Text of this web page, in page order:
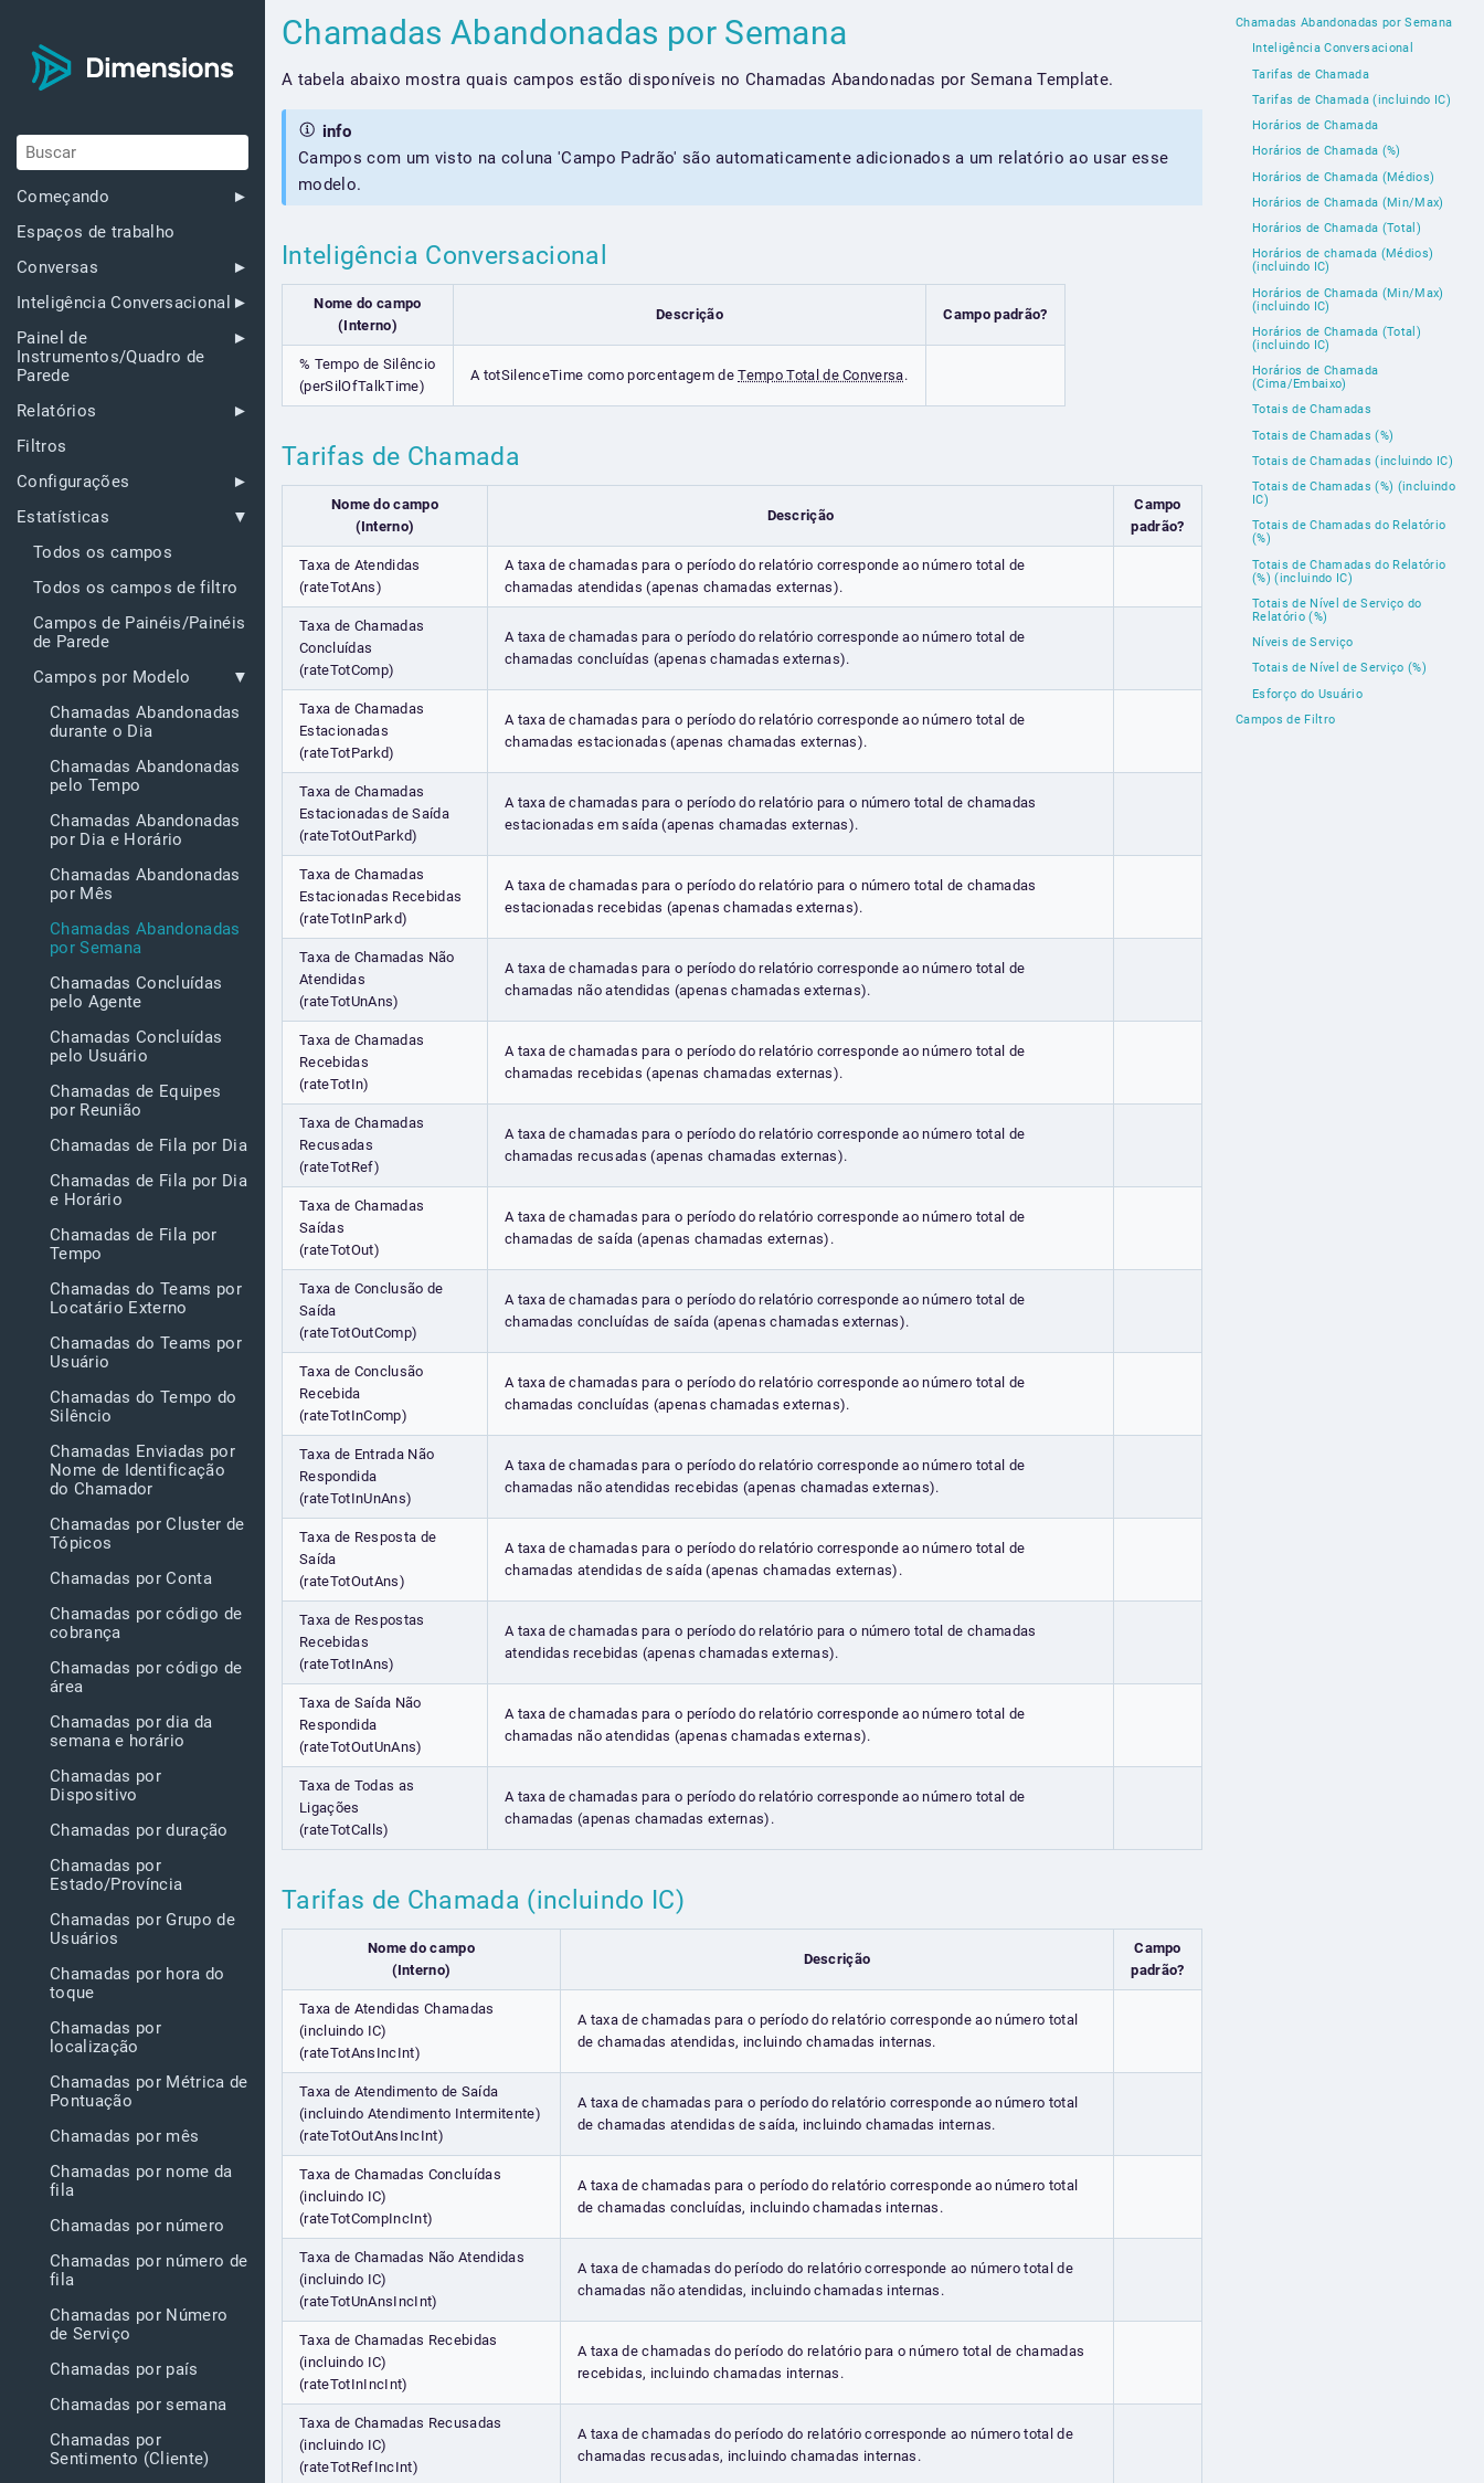
Começando
Espaços de trabalho
Conversas
Inteligência Conversacional
Painel de
Instrumentos/Quadro de
Parede
Relatórios
Filtros
Configurações
Estatísticas
Todos os campos
Todos os campos de filtro
Campos de Painéis/Painéis
de Parede
Campos por Modelo
Chamadas Abandonadas
durante o Dia
Chamadas Abandonadas
pelo Tempo
Chamadas Abandonadas
por Dia e Horário
Chamadas Abandonadas
por Mês
Chamadas Abandonadas
por Semana
Chamadas Concluídas
pelo Agente
Chamadas Concluídas
pelo Usuário
Chamadas de Equipes
por Reunião
Chamadas de Fila por Dia
Chamadas de Fila por Dia
e Horário
Chamadas de Fila por
Tempo
Chamadas do Teams por
Locatário Externo
Chamadas do Teams por
Usuário
Chamadas do Tempo do
Silêncio
Chamadas Enviadas por
Nome de Identificação
do Chamador
Chamadas por Cluster de
Tópicos
Chamadas por Conta
Chamadas por código de
cobrança
Chamadas por código de
área
Chamadas por dia da
semana e horário
Chamadas por
Dispositivo
Chamadas por duração
Chamadas por
Estado/Província
Chamadas por Grupo de
Usuários
Chamadas por hora do
toque
Chamadas por
localização
Chamadas por Métrica de
Pontuação
Chamadas por mês
Chamadas por nome da
fila
Chamadas por número
Chamadas por número de
fila
Chamadas por Número
de Serviço
Chamadas por país
Chamadas por semana
Chamadas por
Sentimento (Cliente)
Chamadas Abandonadas por Semana
A tabela abaixo mostra quais campos estão disponíveis no Chamadas Abandonadas por Semana Template.
info
Campos com um visto na coluna 'Campo Padrão' são automaticamente adicionados a um relatório ao usar esse
modelo.
Inteligência Conversacional
Nome do campo
(Interno)
Descrição Campo padrão?
% Tempo de Silêncio
(perSilOfTalkTime)
A totSilenceTime como porcentagem deTempo Total de Conversa.
Tarifas de Chamada
Nome do campo
(Interno)
Descrição
Campo
padrão?
Taxa de Atendidas
(rateTotAns)
A taxa de chamadas para o período do relatório corresponde ao número total de
chamadas atendidas (apenas chamadas externas).
Taxa de Chamadas
Concluídas
(rateTotComp)
A taxa de chamadas para o período do relatório corresponde ao número total de
chamadas concluídas (apenas chamadas externas).
Taxa de Chamadas
Estacionadas
(rateTotParkd)
A taxa de chamadas para o período do relatório corresponde ao número total de
chamadas estacionadas (apenas chamadas externas).
Taxa de Chamadas
Estacionadas de Saída
(rateTotOutParkd)
A taxa de chamadas para o período do relatório para o número total de chamadas
estacionadas em saída (apenas chamadas externas).
Taxa de Chamadas
Estacionadas Recebidas
(rateTotInParkd)
A taxa de chamadas para o período do relatório para o número total de chamadas
estacionadas recebidas (apenas chamadas externas).
Taxa de Chamadas Não
Atendidas
(rateTotUnAns)
A taxa de chamadas para o período do relatório corresponde ao número total de
chamadas não atendidas (apenas chamadas externas).
Taxa de Chamadas
Recebidas
(rateTotIn)
A taxa de chamadas para o período do relatório corresponde ao número total de
chamadas recebidas (apenas chamadas externas).
Taxa de Chamadas
Recusadas
(rateTotRef)
A taxa de chamadas para o período do relatório corresponde ao número total de
chamadas recusadas (apenas chamadas externas).
Taxa de Chamadas
Saídas
(rateTotOut)
A taxa de chamadas para o período do relatório corresponde ao número total de
chamadas de saída (apenas chamadas externas).
Taxa de Conclusão de
Saída
(rateTotOutComp)
A taxa de chamadas para o período do relatório corresponde ao número total de
chamadas concluídas de saída (apenas chamadas externas).
Taxa de Conclusão
Recebida
(rateTotInComp)
A taxa de chamadas para o período do relatório corresponde ao número total de
chamadas concluídas (apenas chamadas externas).
Taxa de Entrada Não
Respondida
(rateTotInUnAns)
A taxa de chamadas para o período do relatório corresponde ao número total de
chamadas não atendidas recebidas (apenas chamadas externas).
Taxa de Resposta de
Saída
(rateTotOutAns)
A taxa de chamadas para o período do relatório corresponde ao número total de
chamadas atendidas de saída (apenas chamadas externas).
Taxa de Respostas
Recebidas
(rateTotInAns)
A taxa de chamadas para o período do relatório para o número total de chamadas
atendidas recebidas (apenas chamadas externas).
Taxa de Saída Não
Respondida
(rateTotOutUnAns)
A taxa de chamadas para o período do relatório corresponde ao número total de
chamadas não atendidas (apenas chamadas externas).
Taxa de Todas as
Ligações
(rateTotCalls)
A taxa de chamadas para o período do relatório corresponde ao número total de
chamadas (apenas chamadas externas).
Tarifas de Chamada (incluindo IC)
Nome do campo
(Interno)
Descrição
Campo
padrão?
Taxa de Atendidas Chamadas
(incluindo IC)
(rateTotAnsIncInt)
A taxa de chamadas para o período do relatório corresponde ao número total
de chamadas atendidas, incluindo chamadas internas.
Taxa de Atendimento de Saída
(incluindo Atendimento Intermitente)
(rateTotOutAnsIncInt)
A taxa de chamadas para o período do relatório corresponde ao número total
de chamadas atendidas de saída, incluindo chamadas internas.
Taxa de Chamadas Concluídas
(incluindo IC)
(rateTotCompIncInt)
A taxa de chamadas para o período do relatório corresponde ao número total
de chamadas concluídas, incluindo chamadas internas.
Taxa de Chamadas Não Atendidas
(incluindo IC)
(rateTotUnAnsIncInt)
A taxa de chamadas do período do relatório corresponde ao número total de
chamadas não atendidas, incluindo chamadas internas.
Taxa de Chamadas Recebidas
(incluindo IC)
(rateTotInIncInt)
A taxa de chamadas do período do relatório para o número total de chamadas
recebidas, incluindo chamadas internas.
Taxa de Chamadas Recusadas
(incluindo IC)
(rateTotRefIncInt)
A taxa de chamadas do período do relatório corresponde ao número total de
chamadas recusadas, incluindo chamadas internas.
Chamadas Abandonadas por Semana
Inteligência Conversacional
Tarifas de Chamada
Tarifas de Chamada (incluindo IC)
Horários de Chamada
Horários de Chamada (%)
Horários de Chamada (Médios)
Horários de Chamada (Min/Max)
Horários de Chamada (Total)
Horários de chamada (Médios)
(incluindo IC)
Horários de Chamada (Min/Max)
(incluindo IC)
Horários de Chamada (Total)
(incluindo IC)
Horários de Chamada
(Cima/Embaixo)
Totais de Chamadas
Totais de Chamadas (%)
Totais de Chamadas (incluindo IC)
Totais de Chamadas (%) (incluindo
IC)
Totais de Chamadas do Relatório
(%)
Totais de Chamadas do Relatório
(%) (incluindo IC)
Totais de Nível de Serviço do
Relatório (%)
Níveis de Serviço
Totais de Nível de Serviço (%)
Esforço do Usuário
Campos de Filtro